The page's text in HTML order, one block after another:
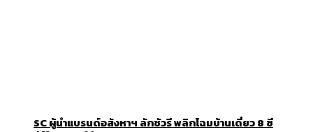
SC ผู้นำแบรนด์อสังหาฯ ลักชัวรี พลิกโฉมบ้านเดี่ยว 8 ซี